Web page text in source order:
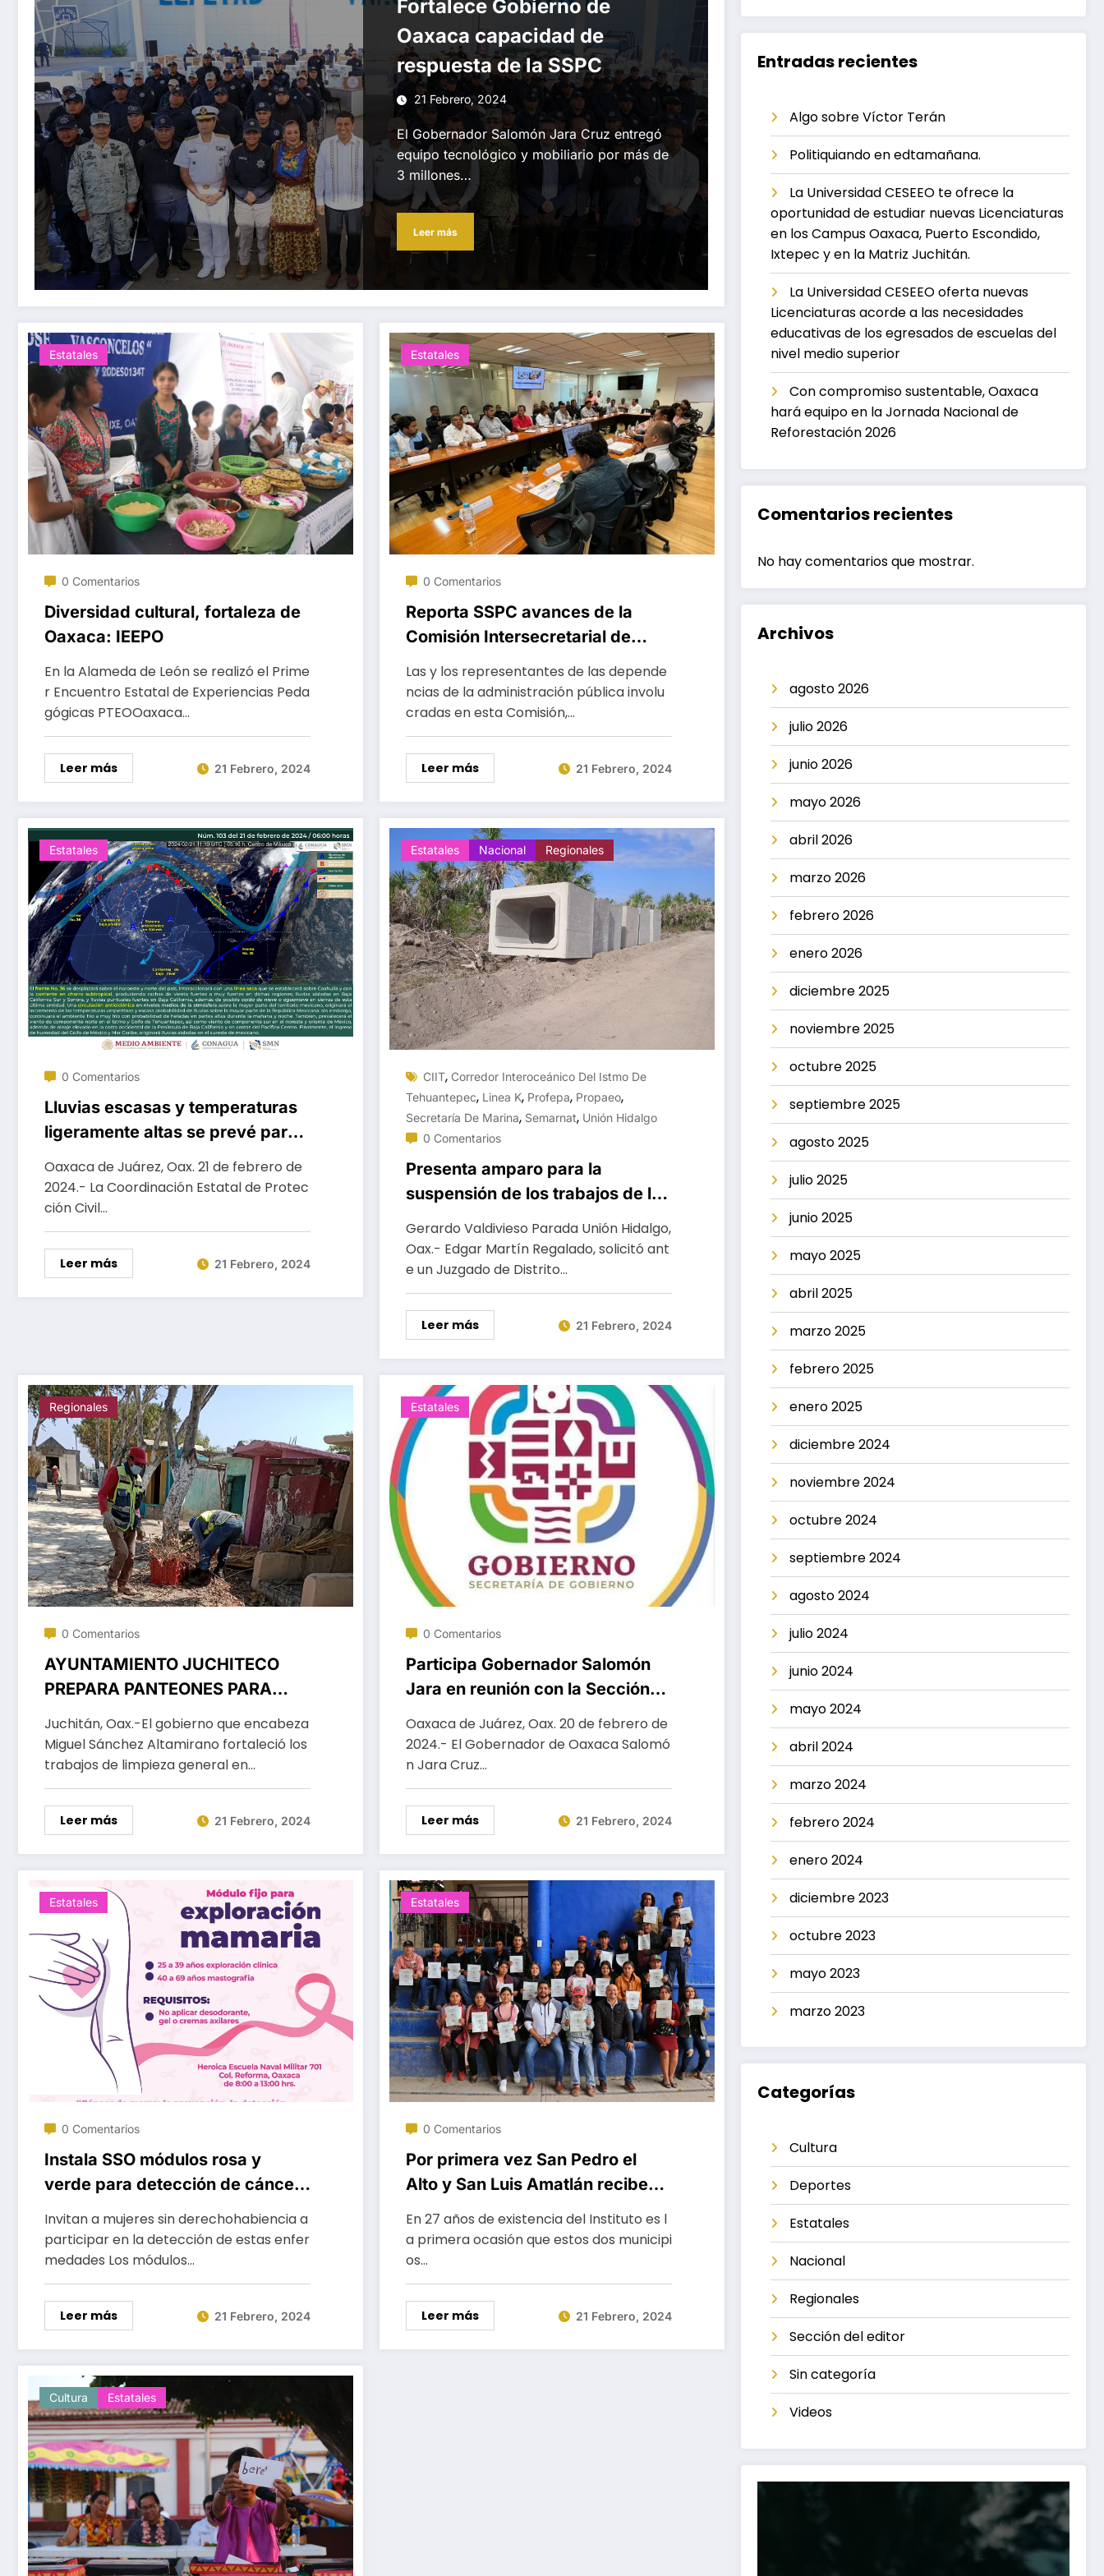
Fortalece Gobierno de
Oaxaca capacidad de
respuesta de la SSPC
21 Febrero, 2024
El Gobernador Salomón Jara Cruz entregó
equipo tecnológico y mobiliario por más de
3 millones…
Leer más
Estatales
0 Comentarios
Diversidad cultural, fortaleza de
Oaxaca: IEEPO
En la Alameda de León se realizó el Prime
r Encuentro Estatal de Experiencias Peda
gógicas PTEOOaxaca…
Leer más 21 Febrero, 2024
Estatales
0 Comentarios
Reporta SSPC avances de la
Comisión Intersecretarial de
Ejecución Penal del Estado de
Oaxaca
Las y los representantes de las depende
ncias de la administración pública involu
cradas en esta Comisión,…
Leer más 21 Febrero, 2024
Estatales
0 Comentarios
Lluvias escasas y temperaturas
ligeramente altas se prevé para
este miércoles
Oaxaca de Juárez, Oax. 21 de febrero de
2024.- La Coordinación Estatal de Protec
ción Civil…
Leer más 21 Febrero, 2024
Estatales Nacional Regionales
CIIT, Corredor Interoceánico Del Istmo De
Tehuantepec, Linea K, Profepa, Propaeo,
Secretaría De Marina, Semarnat, Unión Hidalgo
0 Comentarios
Presenta amparo para la
suspensión de los trabajos de la
línea K en Unión Hidalgo
Gerardo Valdivieso Parada Unión Hidalgo,
Oax.- Edgar Martín Regalado, solicitó ant
e un Juzgado de Distrito…
Leer más 21 Febrero, 2024
Regionales
0 Comentarios
AYUNTAMIENTO JUCHITECO
PREPARA PANTEONES PARA
SEMANA SANTA
Juchitán, Oax.-El gobierno que encabeza
Miguel Sánchez Altamirano fortaleció los
trabajos de limpieza general en…
Leer más 21 Febrero, 2024
Estatales
0 Comentarios
Participa Gobernador Salomón
Jara en reunión con la Sección
XXII del SNTE
Oaxaca de Juárez, Oax. 20 de febrero de
2024.- El Gobernador de Oaxaca Salomó
n Jara Cruz…
Leer más 21 Febrero, 2024
Estatales
0 Comentarios
Instala SSO módulos rosa y
verde para detección de cáncer
cervicouterino y de mama
Invitan a mujeres sin derechohabiencia a
participar en la detección de estas enfer
medades Los módulos…
Leer más 21 Febrero, 2024
Estatales
0 Comentarios
Por primera vez San Pedro el
Alto y San Luis Amatlán reciben
cursos del Icapet
En 27 años de existencia del Instituto es l
a primera ocasión que estos dos municipi
os…
Leer más 21 Febrero, 2024
Cultura Estatales
Entradas recientes
Algo sobre Víctor Terán
Politiquiando en edtamañana.
La Universidad CESEEO te ofrece la
oportunidad de estudiar nuevas Licenciaturas
en los Campus Oaxaca, Puerto Escondido,
Ixtepec y en la Matriz Juchitán.
La Universidad CESEEO oferta nuevas
Licenciaturas acorde a las necesidades
educativas de los egresados de escuelas del
nivel medio superior
Con compromiso sustentable, Oaxaca
hará equipo en la Jornada Nacional de
Reforestación 2026
Comentarios recientes
No hay comentarios que mostrar.
Archivos
agosto 2026
julio 2026
junio 2026
mayo 2026
abril 2026
marzo 2026
febrero 2026
enero 2026
diciembre 2025
noviembre 2025
octubre 2025
septiembre 2025
agosto 2025
julio 2025
junio 2025
mayo 2025
abril 2025
marzo 2025
febrero 2025
enero 2025
diciembre 2024
noviembre 2024
octubre 2024
septiembre 2024
agosto 2024
julio 2024
junio 2024
mayo 2024
abril 2024
marzo 2024
febrero 2024
enero 2024
diciembre 2023
octubre 2023
mayo 2023
marzo 2023
Categorías
Cultura
Deportes
Estatales
Nacional
Regionales
Sección del editor
Sin categoría
Videos